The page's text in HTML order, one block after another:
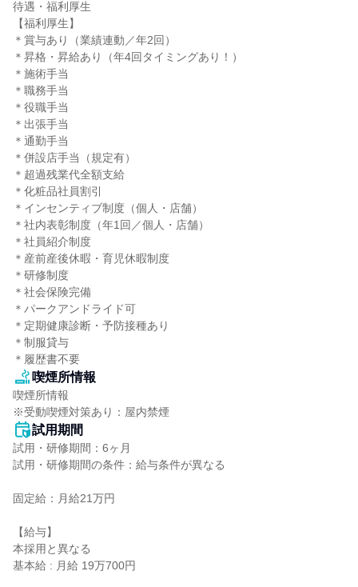
待遇・福利厚生
【福利厚生】
＊賞与あり（業績連動／年2回）
＊昇格・昇給あり（年4回タイミングあり！）
＊施術手当
＊職務手当
＊役職手当
＊出張手当
＊通勤手当
＊併設店手当（規定有）
＊超過残業代全額支給
＊化粧品社員割引
＊インセンティブ制度（個人・店舗）
＊社内表彰制度（年1回／個人・店舗）
＊社員紹介制度
＊産前産後休暇・育児休暇制度
＊研修制度
＊社会保険完備
＊パークアンドライド可
＊定期健康診断・予防接種あり
＊制服貸与
＊履歴書不要
喫煙所情報
喫煙所情報
※受動喫煙対策あり：屋内禁煙
試用期間
試用・研修期間：6ヶ月
試用・研修期間の条件：給与条件が異なる
固定給：月給21万円
【給与】
本採用と異なる
基本給 : 月給 19万700円